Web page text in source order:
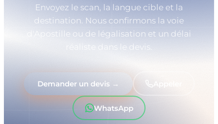
Envoyez le scan, la langue cible et la
destination. Nous confirmons la voie
d'Apostille ou de légalisation et un délai
réaliste dans le devis.
Demander un devis → Appeler
WhatsApp